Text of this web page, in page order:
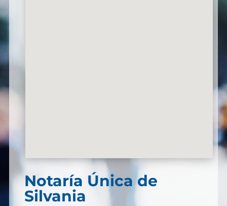
Notaría Única de
Silvania